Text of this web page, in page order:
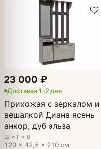
23 000 ₽
Доставка 1–2 дня
Прихожая с зеркалом и
вешалкой Диана ясень
анкор, дуб эльза
Ш × Г × В
120 × 42,5 × 210 см